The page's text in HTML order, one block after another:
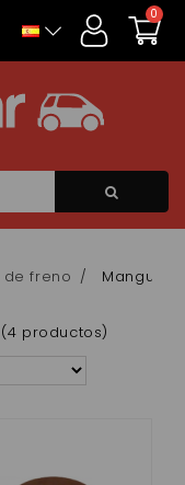
0
de freno
(4 productos)